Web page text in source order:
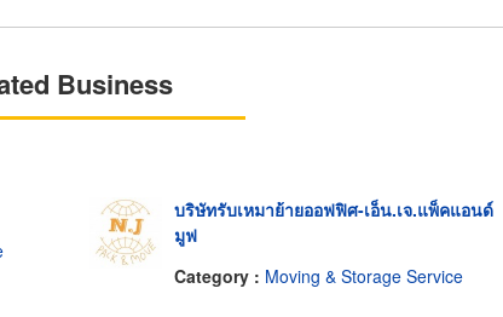
Business
บริษัทรับเหมาย้ายออฟฟิศ-เอ็น.เจ.แพ็คแอนด์
มูฟ
Category : Moving & Storage Service